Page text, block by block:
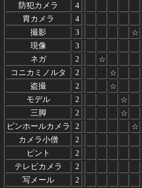
防犯カメラ
4
胃カメラ
4
撮影
3 ☆
現像
3
ネガ
2 ☆
コニカミノルタ
2 ☆
盗撮
2
☆
モデル
2 ☆
三脚
2 ☆
ピンホールカメラ
2 ☆
カメラ小僧
2
ピント
2
テレビカメラ
2
写メール
2